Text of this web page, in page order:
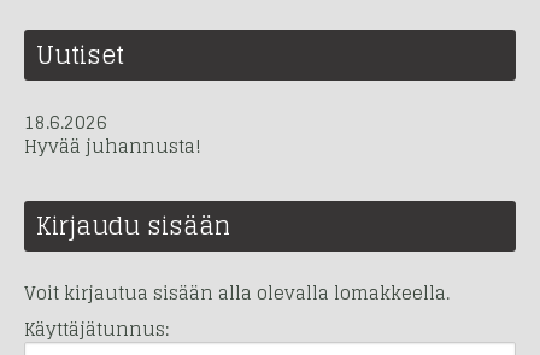
Uutiset
18.6.2026
Hyvää juhannusta!
Kirjaudu sisään
Voit kirjautua sisään alla olevalla lomakkeella.
Käyttäjätunnus: